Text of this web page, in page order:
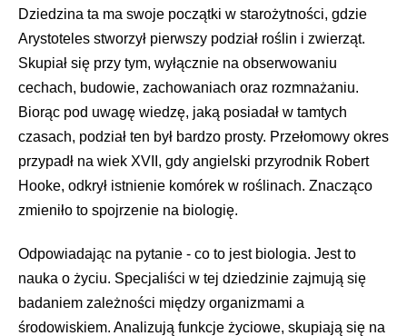
Dziedzina ta ma swoje początki w starożytności, gdzie
Arystoteles stworzył pierwszy podział roślin i zwierząt.
Skupiał się przy tym, wyłącznie na obserwowaniu
cechach, budowie, zachowaniach oraz rozmnażaniu.
Biorąc pod uwagę wiedzę, jaką posiadał w tamtych
czasach, podział ten był bardzo prosty. Przełomowy okres
przypadł na wiek XVII, gdy angielski przyrodnik Robert
Hooke, odkrył istnienie komórek w roślinach. Znacząco
zmieniło to spojrzenie na biologię.
Odpowiadając na pytanie - co to jest biologia. Jest to
nauka o życiu. Specjaliści w tej dziedzinie zajmują się
badaniem zależności między organizmami a
środowiskiem. Analizują funkcje życiowe, skupiają się na